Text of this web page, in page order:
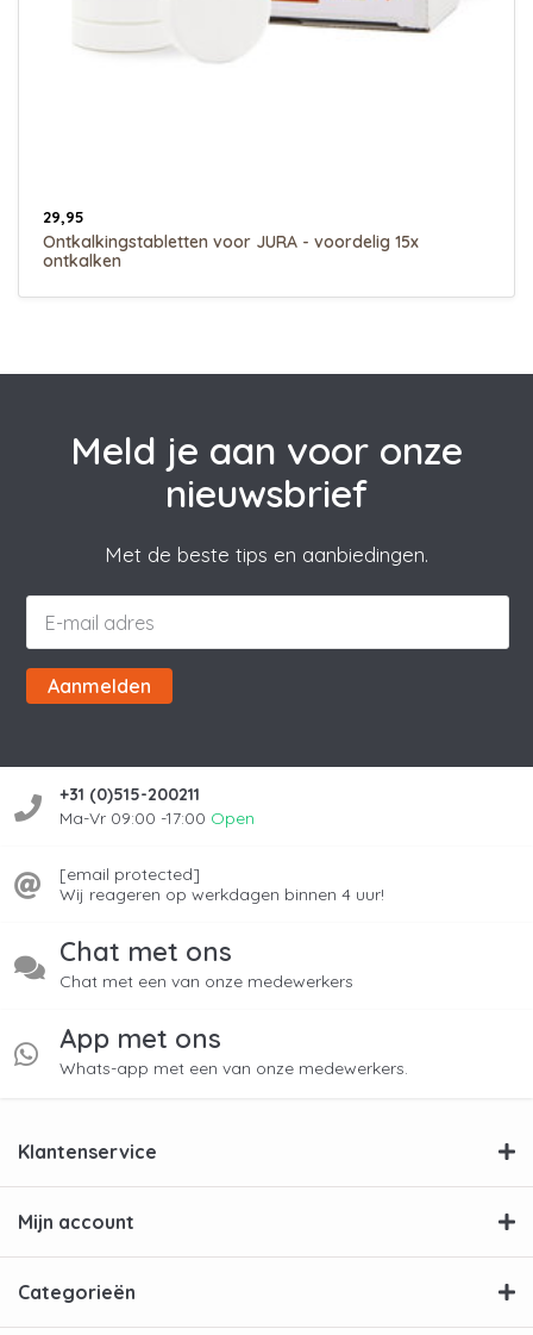
29,95
Ontkalkingstabletten voor JURA - voordelig 15x
ontkalken
Meld je aan voor onze
nieuwsbrief
Met de beste tips en aanbiedingen.
Aanmelden
+31 (0)515-200211
Ma-Vr 09:00 -17:00 Open
[email protected]
Wij reageren op werkdagen binnen 4 uur!
Chat met ons
Chat met een van onze medewerkers
App met ons
Whats-app met een van onze medewerkers.
Klantenservice
Mijn account
Categorieën